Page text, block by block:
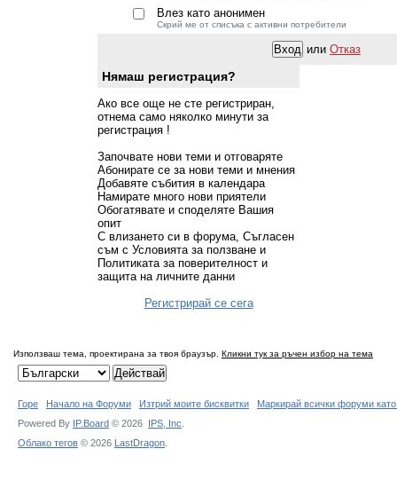
Влез като анонимен
Скрий ме от списъка с активни потребители
или Отказ
Нямаш регистрация?
Ако все още не сте регистриран,
отнема само няколко минути за
регистрация !
Започвате нови теми и отговаряте
Абонирате се за нови теми и мнения
Добавяте събития в календара
Намирате много нови приятели
Обогатявате и споделяте Вашия
опит
С влизането си в форума, Съгласен
съм с Условията за ползване и
Политиката за поверителност и
защита на личните данни
Регистрирай се сега
Използваш тема, проектирана за твоя браузър. Кликни тук за ръчен избор на тема
Горе Начало на Форуми Изтрий моите бисквитки
Маркирай всички форуми
Powered By
IP.Board © 2026 IPS, Inc
Облако тегов © 2026 LastDragon